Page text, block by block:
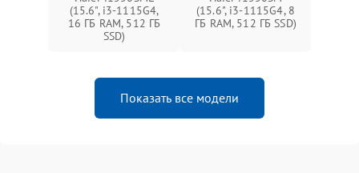
(15.6", i3-1115G4,
16 ГБ RAM, 512 ГБ
SSD)
(15.6", i3-1115G4, 8
ГБ RAM, 512 ГБ SSD)
Показать все модели